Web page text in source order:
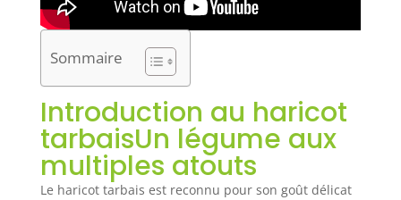
Sommaire
Introduction au haricot
tarbaisUn légume aux
multiples atouts
Le haricot tarbais est reconnu pour son goût délicat